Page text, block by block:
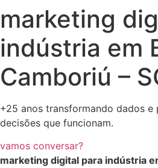
marketing
indústria em
Camboriú –
+25 anos transformando dados e
decisões que funcionam.
vamos conversar?
marketing digital para indústria